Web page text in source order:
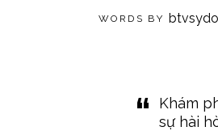
WORDS BY
Khám
sự hài